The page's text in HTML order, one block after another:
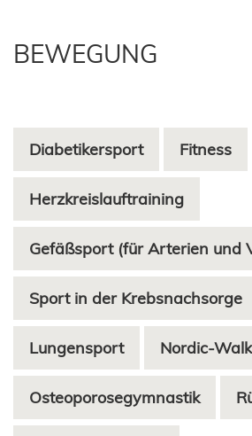
BEWEGUNG
Diabetikersport Fitness
Herzkreislauftraining
Gefäßsport (für Arterien und
Sport in der Krebsnachsorge
Lungensport Nordic-
Osteoporosegymnastik